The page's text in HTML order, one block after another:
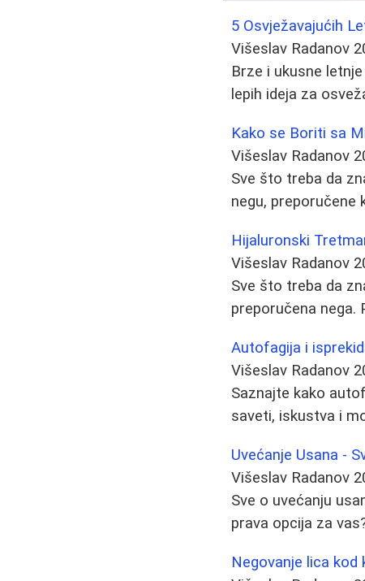
5 Osvježavajućih
Višeslav Radanov
Brze i ukusne
lepih ideja za
Kako se Boriti sa
Višeslav Radanov
Sve što treba da
negu, preporučene
Hijaluronski
Višeslav Radanov
Sve što treba da
preporučena
Autofagija i
Višeslav Radanov
Saznajte kako
saveti, iskustva i
Uvećanje Usana -
Višeslav Radanov
Sve o uvećanju
prava opcija za
Negovanje lica